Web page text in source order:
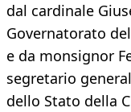
dal cardinale
Governatorato
e da monsignor
segretario
dello Stato della